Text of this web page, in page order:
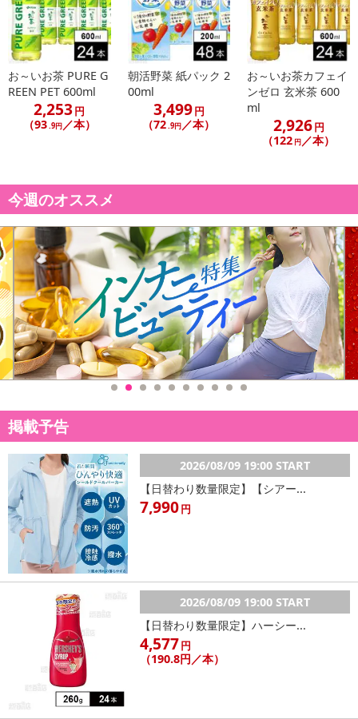
お～いお茶 PURE G
REEN PET 600ml
2,253円
（93.9円／本）
朝活野菜 紙パック 2
00ml
3,499円
（72.9円／本）
お～いお茶カフェイ
ンゼロ 玄米茶 600
ml
2,926円
（122 円／本）
今週のオススメ
掲載予告
2026/08/09 19:00 START
【日替わり数量限定】【シアー...
7,990円
2026/08/09 19:00 START
【日替わり数量限定】ハーシー...
4,577円
（190.8円／本）